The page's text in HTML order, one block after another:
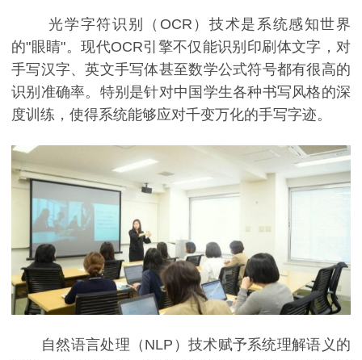
光学字符识别（OCR）技术是系统感知世界
的"眼睛"。现代OCR引擎不仅能识别印刷体文字，对
手写汉字、英文手写体甚至数学公式符号都有很高的
识别准确率。特别是针对中国学生各种书写风格的深
度训练，使得系统能够应对千变万化的手写字迹。
自然语言处理（NLP）技术赋予系统理解语义的